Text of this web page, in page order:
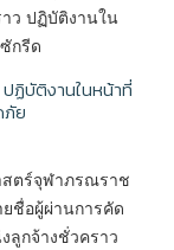
าว ปฏิบัติงานใน
กรีด
ฏิบัติงานในหน้าที่
ภัย
สตร์จุฬาภรณราช
ยชื่อผู้ผ่านการคัด
ลูกจ้างชั่วคราว